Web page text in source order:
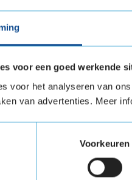
voor een goed werkende
voor het analyseren van
van advertenties. Meer
Voorkeuren
tests, zoals die
slijtvastheid
die deze band
geluid
zijn bij sportieve
stille rit. De
wat zorgt voor een
voor op het circuit,